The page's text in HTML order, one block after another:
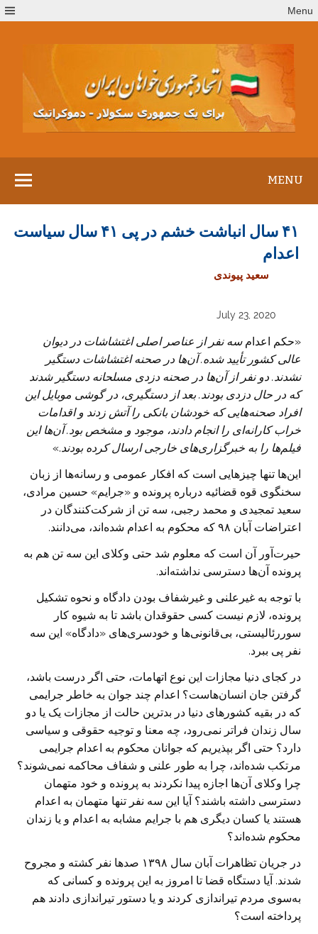
to
Menu
MENU
۴۱ سال انباشت خشم در پی ۴۱ سال سیاست
اعدام
سعید پیوندی
July 23, 2020
«حکم اعدامسه نفر از عناصر اصلی اغتشاشات در دیوان
عالی کشور تأیید شده. آن‌ها در صحنه اغتشاشات دستگیر
نشدند. دو نفر از آن‌ها در صحنه دزدی مسلحانه دستگیر شدند
که در حال دزدی بودند. بعد از دستگیری، در گوشی موبایل این
افراد صحنه‌هایی که خودشان بانکی را آتش زدند و اقدامات
خراب کارانه‌ای را انجام دادند، موجود و مشخص بود. آ‌ن‌ها این
فیلم‌ها را به خبرگزاری‌های خارجی ارسال کرده بودند.»
این‌ها تنها چیزهایی است که افکار عمومی و رسانه‌ها از زبان
سخنگوی قوه قضائیه درباره پرونده و «جرایم» حسین مرادی،
سعید تمجیدی و محمد رجبی، سه تن از شرکت‌کنندگان در
اعتراضات آبان ۹۸ که محکوم به اعدام شده‌اند، می‌دانند.
حیرت‌آور آن است که معلوم شد حتی وکلای این سه تن هم به
پرونده آن‌ها دسترسی نداشته‌اند.
با توجه به غیرعلنی و غیرشفاف بودن دادگاه و نحوه تشکیل
پرونده، لازم نیست کسی حقوقدان باشد تا به شیوه کار
سوررئالیستی، بی‌قانونی‌ها و خودسری‌های «دادگاه» این سه
نفر پی ببرد.
در کجای دنیا مجازات این نوع اتهامات، حتی اگر درست باشد،
گرفتن جان انسان‌هاست؟ اعدام چند جوان به خاطر جرایمی
که در بقیه کشورهای دنیا در بدترین حالت از مجازات یک یا دو
سال زندان فراتر نمی‌رود، چه معنا و توجیه حقوقی و سیاسی
دارد؟ حتی اگر بپذیریم که جوانان محکوم به اعدام جرایمی
مرتکب شده‌اند، چرا به طور علنی و شفاف محاکمه نمی‌شوند؟
چرا وکلای آن‌ها اجازه پیدا نکردند به پرونده و خود متهمان
دسترسی داشته باشند؟ آیا این سه نفر تنها متهمان به اعدام
هستند یا کسان دیگری هم با جرایم مشابه به اعدام و یا زندان
محکوم شده‌اند؟
در جریان تظاهرات آبان سال ۱۳۹۸ صدها نفر کشته و مجروح
شدند. آیا دستگاه قضا تا امروز به این پرونده و کسانی که
به‌سوی مردم تیراندازی کردند و یا دستور تیراندازی دادند هم
پرداخته است؟